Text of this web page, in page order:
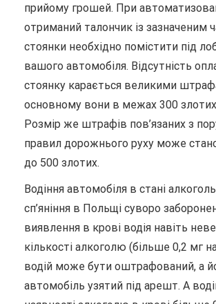
прийому грошей. При
отриманий талончик із зазначеним
стоянки необхідно помістити під
вашого автомобіля. Відсутність
стоянку карається великими
основному вони в межах 300
Розмір же штрафів пов’язаних з
правил дорожнього руху може
до 500 злотих.
Водіння автомобіля в стані
сп’яніння в Польщі суворо
виявлення в крові водія навіть
кількості алкоголю (більше 0,2 мг
водій може бути оштрафований, а
автомобіль узятий під арешт. А